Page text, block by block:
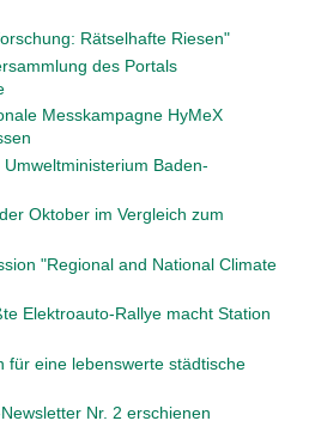
Rätselhafte Riesen"
des Portals
Messkampagne HyMeX
Umweltministerium Baden-
Oktober im Vergleich zum
"Regional and National Climate
Elektroauto-Rallye macht Station
für eine lebenswerte städtische
Nr. 2 erschienen